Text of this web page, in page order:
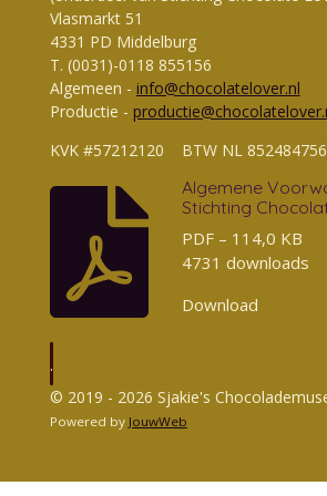
Vlasmarkt 51
4331 PD Middelburg
T. (0031)-0118 855156
Algemeen - info@chocolatelover.nl
Productie -
KVK #57212120 BTW NL
Algemene
Stichting
PDF – 114,0 KB
4731 downloads
Download
.
© 2019 - 2026 Sjakie's
Powered by JouwWeb